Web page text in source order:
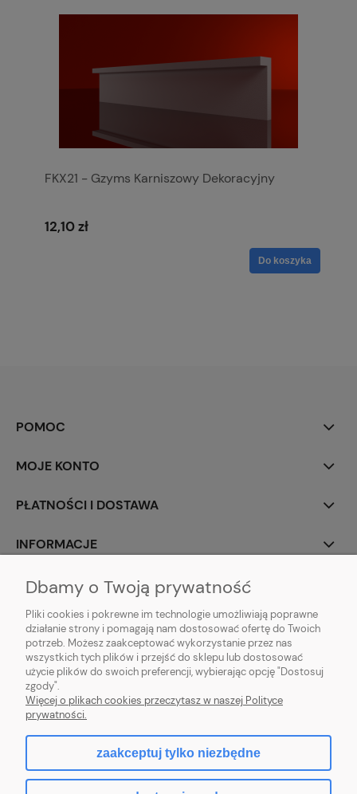
FKX21 - Gzyms Karniszowy Dekoracyjny
12,10 zł
Do koszyka
POMOC
MOJE KONTO
PŁATNOŚCI I DOSTAWA
INFORMACJE
O NAS
LUXUS DECOR|Mniszek 7A |28-366 Małogoszcz|TEL:509-636-356
Dbamy o Twoją prywatność
Pliki cookies i pokrewne im technologie umożliwiają poprawne
działanie strony i pomagają nam dostosować ofertę do Twoich
potrzeb. Możesz zaakceptować wykorzystanie przez nas
wszystkich tych plików i przejść do sklepu lub dostosować
użycie plików do swoich preferencji, wybierając opcję "Dostosuj
zgody".
Więcej o plikach cookies przeczytasz w naszej Polityce
prywatności.
zaakceptuj tylko niezbędne